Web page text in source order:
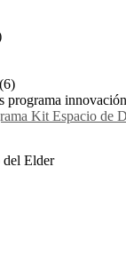
(6)
Kit Espacio de